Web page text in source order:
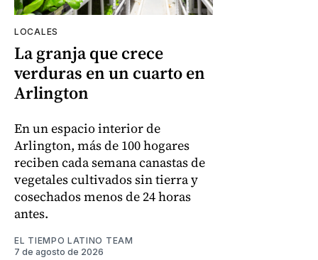
LOCALES
La granja que crece
verduras en un cuarto en
Arlington
En un espacio interior de
Arlington, más de 100 hogares
reciben cada semana canastas de
vegetales cultivados sin tierra y
cosechados menos de 24 horas
antes.
EL TIEMPO LATINO TEAM
7 de agosto de 2026